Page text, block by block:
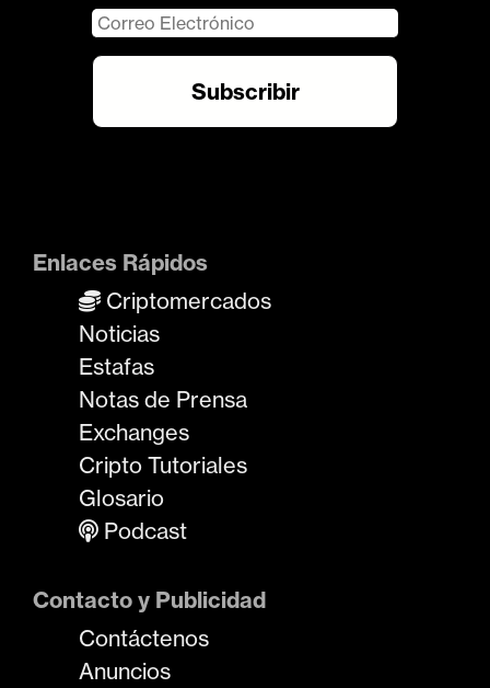
Enlaces Rápidos
Criptomercados
Noticias
Estafas
Notas de Prensa
Exchanges
Cripto Tutoriales
Glosario
Podcast
Contacto y Publicidad
Contáctenos
Anuncios